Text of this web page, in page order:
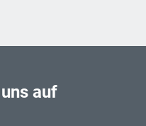
auf